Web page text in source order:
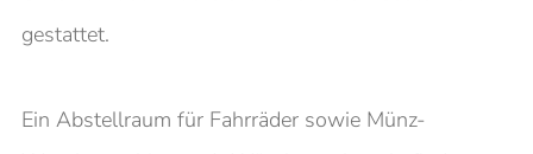
gestattet.
Ein Abstellraum für Fahrräder sowie Münz-